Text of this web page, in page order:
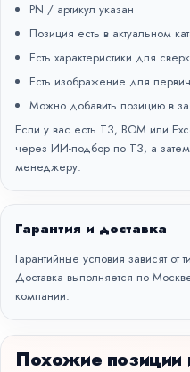
PN / артикул указан
Позиция есть в актуальном
Есть характеристики для
Есть изображение для
Можно добавить позицию в
Если у вас есть ТЗ, BOM или
через ИИ-подбор по ТЗ, а
менеджеру.
Гарантия и доставка
Гарантийные условия зависят
Доставка выполняется по
компании.
Похожие